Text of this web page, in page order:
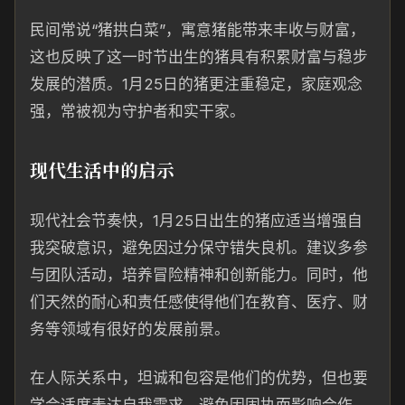
民间常说“猪拱白菜”，寓意猪能带来丰收与财富，
这也反映了这一时节出生的猪具有积累财富与稳步
发展的潜质。1月25日的猪更注重稳定，家庭观念
强，常被视为守护者和实干家。
现代生活中的启示
现代社会节奏快，1月25日出生的猪应适当增强自
我突破意识，避免因过分保守错失良机。建议多参
与团队活动，培养冒险精神和创新能力。同时，他
们天然的耐心和责任感使得他们在教育、医疗、财
务等领域有很好的发展前景。
在人际关系中，坦诚和包容是他们的优势，但也要